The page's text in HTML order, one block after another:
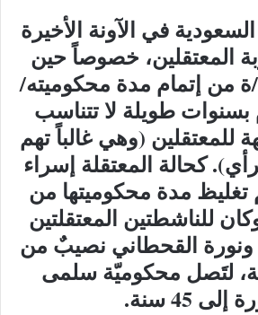
في الآونة الأخيرة
المعتقلين، خصوصاً حين
ة من إتمام مدة محكوميته/
بسنوات طويلة لا تتناسب
للمعتقلين (وهي غالباً تهم
كحالة المعتقلة إسراء
تغليظ مدة محكوميتها من
سنة. وكان للناشطتين المعتقلتين
القحطاني نصيبٌ من
لتَصل محكوميّة سلمى